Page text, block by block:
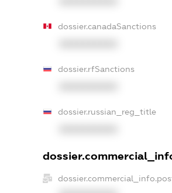
dossier.canadaSanctions
dossier.rfSanctions
dossier.russian_reg_title